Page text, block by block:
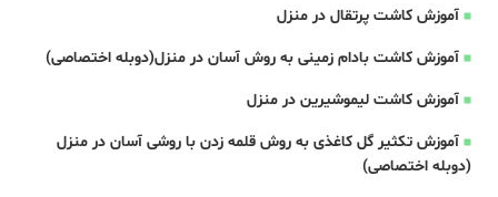
آموزش کاشت پرتقال در منزل
آموزش کاشت بادام زمینی به روش آسان در منزل(دوبله اختصاصی)
آموزش کاشت لیموشیرین در منزل
آموزش تکثیر گل کاغذی به روش قلمه زدن با روشی آسان در منزل
(دوبله اختصاصی)